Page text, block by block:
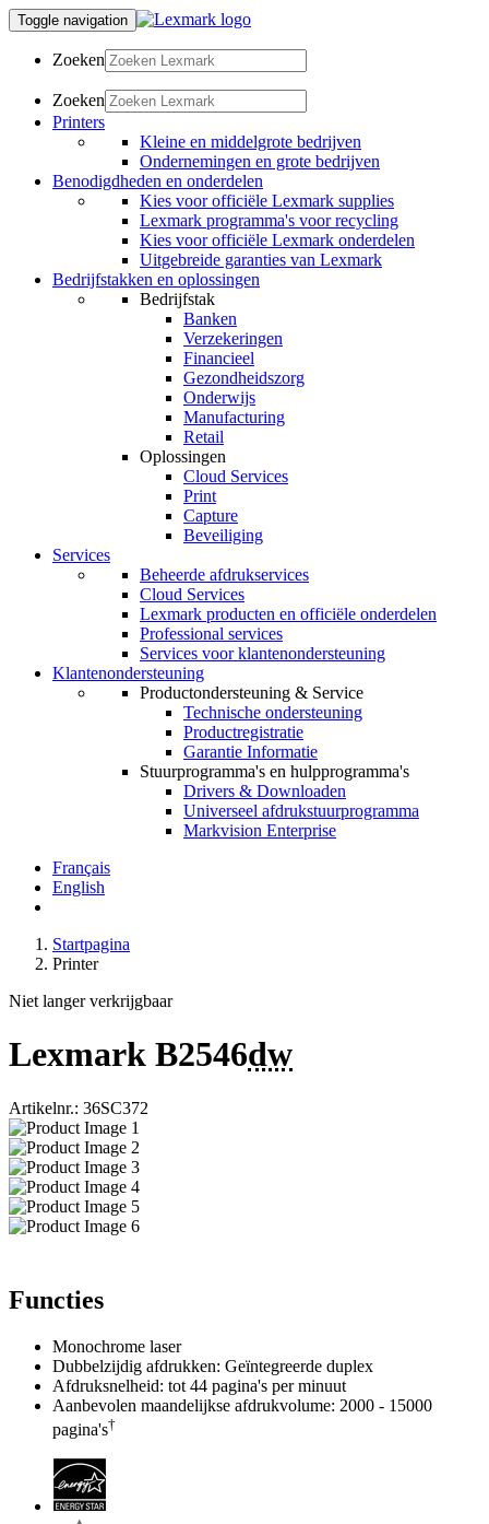
Toggle navigation
Zoeken
Zoeken
Printers
Kleine en middelgrote bedrijven
Ondernemingen en grote bedrijven
Benodigdheden en onderdelen
Kies voor officiële Lexmark supplies
Lexmark programma's voor recycling
Kies voor officiële Lexmark onderdelen
Uitgebreide garanties van Lexmark
Bedrijfstakken en oplossingen
Bedrijfstak
Banken
Verzekeringen
Financieel
Gezondheidszorg
Onderwijs
Manufacturing
Retail
Oplossingen
Cloud Services
Print
Capture
Beveiliging
Services
Beheerde afdrukservices
Cloud Services
Lexmark producten en officiële onderdelen
Professional services
Services voor klantenondersteuning
Klantenondersteuning
Productondersteuning & Service
Technische ondersteuning
Productregistratie
Garantie Informatie
Stuurprogramma's en hulpprogramma's
Drivers & Downloaden
Universeel afdrukstuurprogramma
Markvision Enterprise
Français
English
Startpagina
Printer
Niet langer verkrijgbaar
Lexmark B2546dw
Artikelnr.: 36SC372
Functies
Monochrome laser
Dubbelzijdig afdrukken: Geïntegreerde duplex
Afdruksnelheid: tot 44 pagina's per minuut
Aanbevolen maandelijkse afdrukvolume: 2000 - 15000
pagina's†